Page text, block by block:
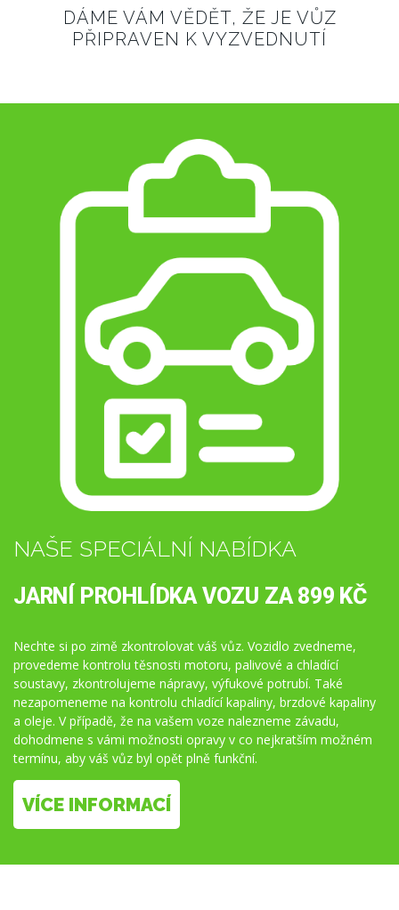
DÁME VÁM VĚDĚT, ŽE JE VŮZ
PŘIPRAVEN K VYZVEDNUTÍ
NAŠE SPECIÁLNÍ NABÍDKA
JARNÍ PROHLÍDKA VOZU ZA 899 KČ
Nechte si po zimě zkontrolovat váš vůz. Vozidlo zvedneme,
provedeme kontrolu těsnosti motoru, palivové a chladící
soustavy, zkontrolujeme nápravy, výfukové potrubí. Také
nezapomeneme na kontrolu chladící kapaliny, brzdové kapaliny
a oleje. V případě, že na vašem voze nalezneme závadu,
dohodmene s vámi možnosti opravy v co nejkratším možném
termínu, aby váš vůz byl opět plně funkční.
VÍCE INFORMACÍ